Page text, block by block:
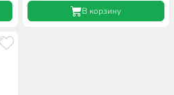
В корзину